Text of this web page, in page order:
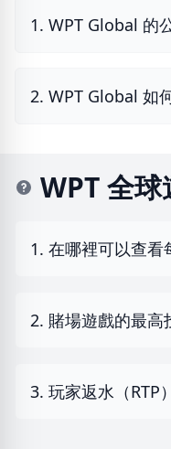
1. WPT Global 的
2. WPT Global 如
WPT 全
1. 在哪裡可以查看
2. 賭場遊戲的最高
3. 玩家返水（RTP